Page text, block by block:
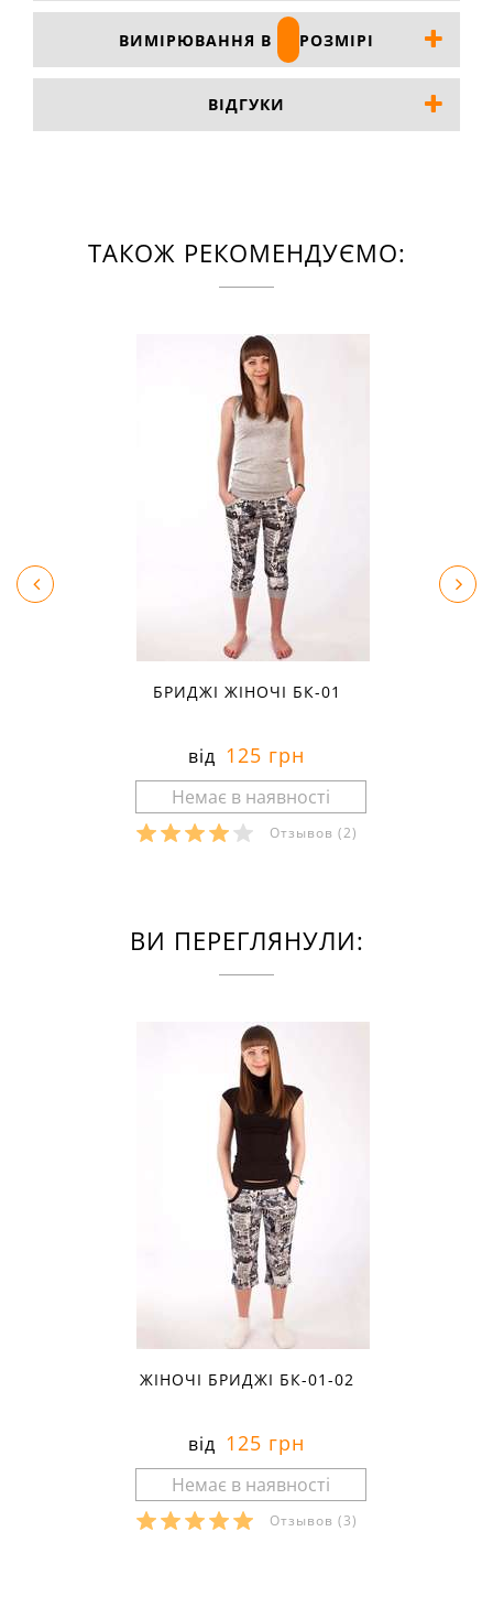
ВИМІРЮВАННЯ В РОЗМІРІ
ВІДГУКИ
ТАКОЖ РЕКОМЕНДУЄМО:
БРИДЖІ ЖІНОЧІ БК-01
від 125 грн
Отзывов (2)
ВИ ПЕРЕГЛЯНУЛИ:
ЖІНОЧІ БРИДЖІ БК-01-02
від 125 грн
Отзывов (3)